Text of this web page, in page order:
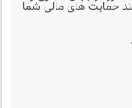
حمایت های مالی شما